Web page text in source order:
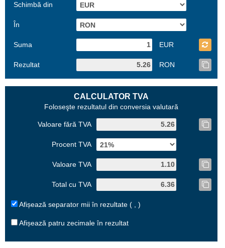
Schimbă din
În
Suma EUR
Rezultat RON
CALCULATOR TVA
Foloseşte rezultatul din conversia valutară
Valoare fără TVA
Procent TVA
Valoare TVA
Total cu TVA
Afișează separator mii în rezultate ( , )
Afișează patru zecimale în rezultat